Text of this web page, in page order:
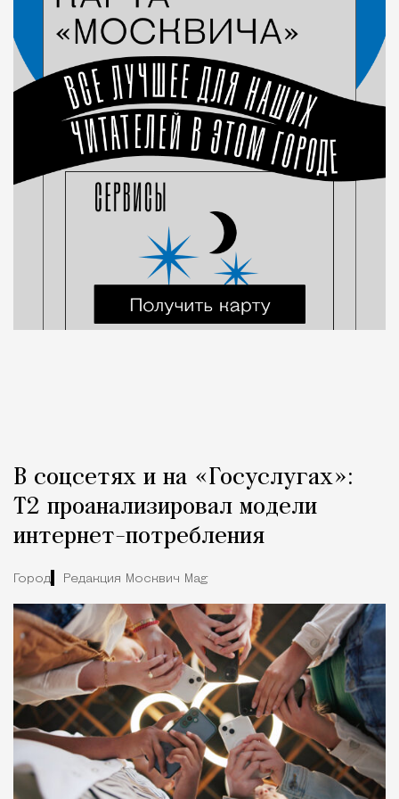
В соцсетях и на «Госуслугах»:
Т2 проанализировал модели
интернет-потребления
Город Редакция Москвич Mag